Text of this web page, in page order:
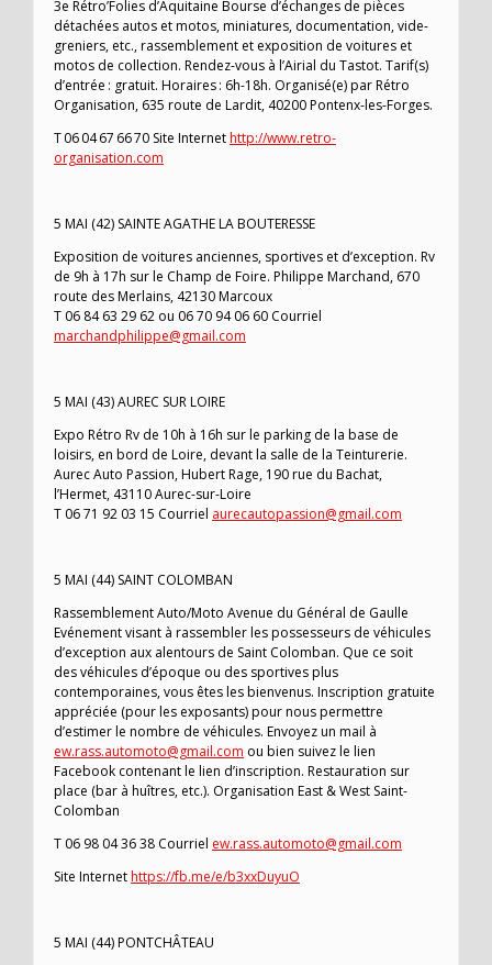
3e Rétro’Folies d’Aquitaine Bourse d’échanges de pièces
détachées autos et motos, miniatures, documentation, vide-
greniers, etc., rassemblement et exposition de voitures et
motos de collection. Rendez-vous à l’Airial du Tastot. Tarif(s)
d’entrée : gratuit. Horaires : 6h-18h. Organisé(e) par Rétro
Organisation, 635 route de Lardit, 40200 Pontenx-les-Forges.
T 06 04 67 66 70 Site Internethttp://www.retro-
organisation.com
5 MAI (42) SAINTE AGATHE LA BOUTERESSE
Exposition de voitures anciennes, sportives et d’exception. Rv
de 9h à 17h sur le Champ de Foire. Philippe Marchand, 670
route des Merlains, 42130 Marcoux
T 06 84 63 29 62 ou 06 70 94 06 60 Courriel
marchandphilippe@gmail.com
5 MAI (43) AUREC SUR LOIRE
Expo Rétro Rv de 10h à 16h sur le parking de la base de
loisirs, en bord de Loire, devant la salle de la Teinturerie.
Aurec Auto Passion, Hubert Rage, 190 rue du Bachat,
l’Hermet, 43110 Aurec-sur-Loire
T 06 71 92 03 15 Courriel aurecautopassion@gmail.com
5 MAI (44) SAINT COLOMBAN
Rassemblement Auto/Moto Avenue du Général de Gaulle
Evénement visant à rassembler les possesseurs de véhicules
d’exception aux alentours de Saint Colomban. Que ce soit
des véhicules d’époque ou des sportives plus
contemporaines, vous êtes les bienvenus. Inscription gratuite
appréciée (pour les exposants) pour nous permettre
d’estimer le nombre de véhicules. Envoyez un mail à
ew.rass.automoto@gmail.com ou bien suivez le lien
Facebook contenant le lien d’inscription. Restauration sur
place (bar à huîtres, etc.). Organisation East & West Saint-
Colomban
T 06 98 04 36 38 Courriel ew.rass.automoto@gmail.com
Site Internethttps://fb.me/e/b3xxDuyuO
5 MAI (44) PONTCHÂTEAU